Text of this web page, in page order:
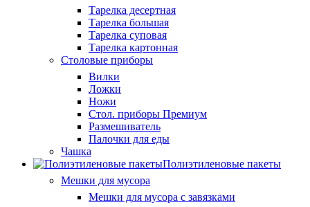
Тарелка десертная
Тарелка большая
Тарелка суповая
Тарелка картонная
Столовые приборы
Вилки
Ложки
Ножи
Стол. приборы Премиум
Размешиватель
Палочки для еды
Чашка
Полиэтиленовые пакеты
Мешки для мусора
Мешки для мусора с завязками